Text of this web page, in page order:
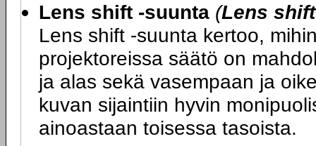
Lens shift -suunta (Lens
Lens shift -suunta kertoo,
projektoreissa säätö on
ja alas sekä vasempaan ja
kuvan sijaintiin hyvin
ainoastaan toisessa tasoista.